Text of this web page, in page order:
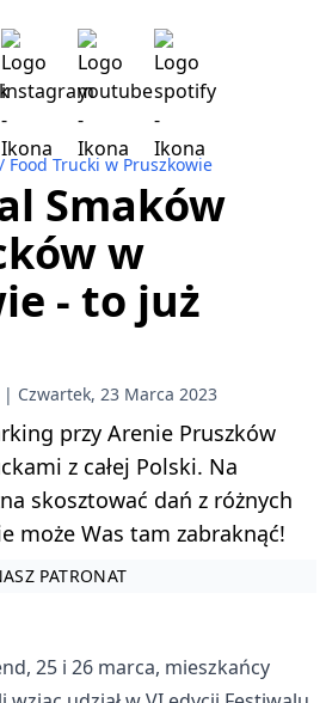
Food Trucki w Pruszkowie
Smaków
w
- to już
Czwartek, 23 Marca 2023
przy Arenie Pruszków
z całej Polski. Na
skosztować dań z różnych
może Was tam zabraknąć!
PATRONAT
25 i 26 marca, mieszkańcy